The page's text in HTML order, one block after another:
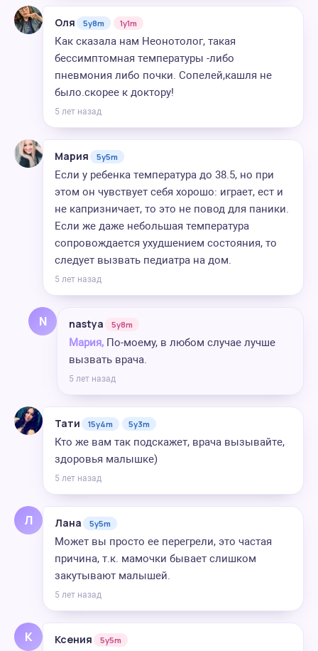
Оля 5y8m 1y1m
Как сказала нам Неонотолог, такая
бессимптомная температуры -либо
пневмония либо почки. Сопелей,кашля не
было.скорее к доктору!
5 лет назад
Мария 5y5m
Если у ребенка температура до 38.5, но при
этом он чувствует себя хорошо: играет, ест и
не капризничает, то это не повод для паники.
Если же даже небольшая температура
сопровождается ухудшением состояния, то
следует вызвать педиатра на дом.
5 лет назад
N nastya 5y8m
Мария, По-моему, в любом случае лучше
вызвать врача.
5 лет назад
Тати 15y4m 5y3m
Кто же вам так подскажет, врача вызывайте,
здоровья малышке)
5 лет назад
Л Лана 5y5m
Может вы просто ее перегрели, это частая
причина, т.к. мамочки бывает слишком
закутывают малышей.
5 лет назад
К Ксения 5y5m